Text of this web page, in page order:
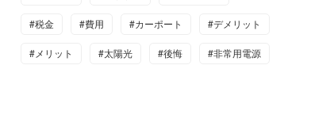
#税金 #費用 #カーポート #デメリット
#メリット #太陽光 #後悔 #非常用電源